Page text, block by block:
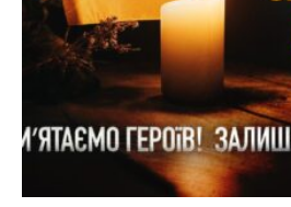
та
: